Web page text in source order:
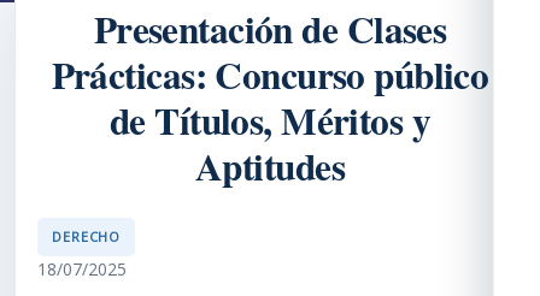
Presentación de Clases
Prácticas: Concurso público
de Títulos, Méritos y
Aptitudes
DERECHO
18/07/2025